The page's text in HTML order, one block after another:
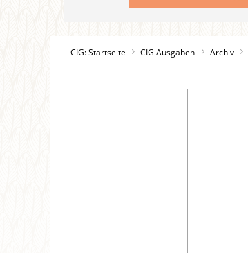
CIG: Startseite CIG Ausgaben Archiv